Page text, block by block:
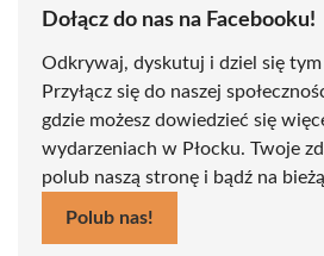
Dołącz do nas na Facebooku!
Odkrywaj, dyskutuj i dziel się tym
Przyłącz się do naszej
gdzie możesz dowiedzieć się
wydarzeniach w Płocku. Twoje
polub naszą stronę i bądź na
Polub nas!